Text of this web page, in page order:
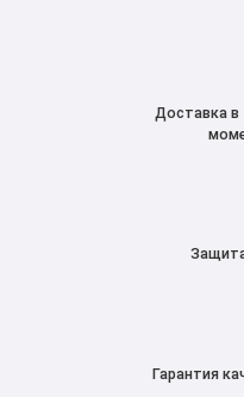
Доставка в
Гарантия